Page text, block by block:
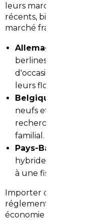
leurs marchés
récents, bien
marché français.
Allemagne :
berlines premium,
d'occasion
leurs flottes à des
Belgique :
neufs et quasi-
recherche d'un
familial.
Pays-Bas :
hybrides et
à une fiscalité
Importer depuis ces
réglementation
économie nette de